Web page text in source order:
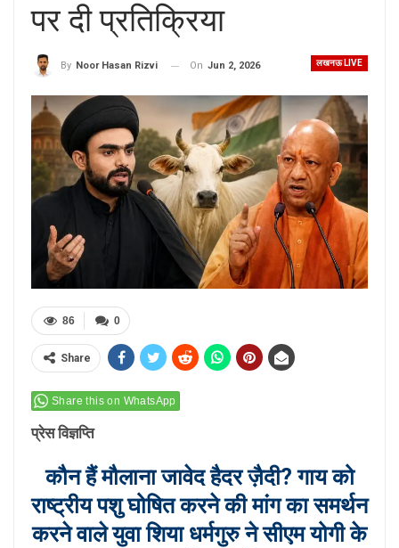
पर दी प्रतिक्रिया
लखनऊ LIVE
By Noor Hasan Rizvi On Jun 2, 2026
0
86
Share
Share this on WhatsApp
प्रेस विज्ञप्ति
कौन हैं मौलाना जावेद हैदर ज़ैदी? गाय को
राष्ट्रीय पशु घोषित करने की मांग का समर्थन
करने वाले युवा शिया धर्मगुरु ने सीएम योगी के